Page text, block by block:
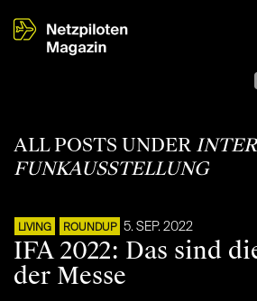
ALL POSTS UNDER
FUNKAUSSTELLUNG
LIVING ROUNDUP 5. SEP. 2022
IFA 2022: Das sind
der Messe